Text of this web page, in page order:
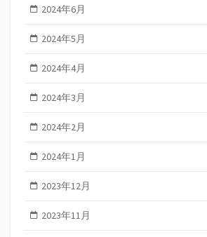
2024年6月
2024年5月
2024年4月
2024年3月
2024年2月
2024年1月
2023年12月
2023年11月